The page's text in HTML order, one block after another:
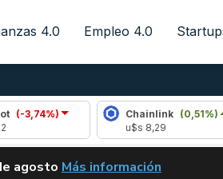
4.0 Empleo 4.0
Chainlink
(0,51%)
ALERTAagosto VUELVE EL CARRY
Más información